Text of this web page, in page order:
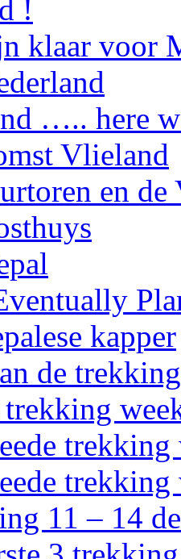
!
klaar voor
….. here
Vlieland
en de
kapper
de trekking
trekking
trekking
trekking
11 – 14